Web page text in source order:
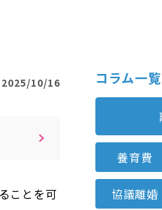
2025/10/16
ことを可
コラム一覧
養育費
協議離婚